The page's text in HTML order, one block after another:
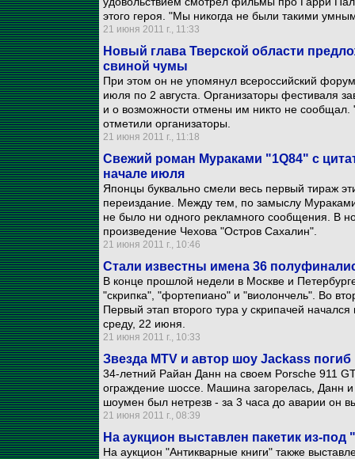
этого героя. "Мы никогда не были такими
21 июня 2011 г., 11:33
Новый глава Тверской области
свиной чумы
При этом он не упомянул всероссийский
июля по 2 августа. Организаторы фестиваля
и о возможности отмены им никто не
отметили организаторы.
21 июня 2011 г., 11:18
Свежий роман Мураками "1Q84" с
начале июля
Японцы буквально смели весь первый тираж
переиздание. Между тем, по замыслу
не было ни одного рекламного сообщения. В
произведение Чехова "Остров Сахалин".
21 июня 2011 г., 10:46
Стали известны имена 36
В конце прошлой недели в Москве и
"скрипка", "фортепиано" и "виолончель". Во
Первый этап второго тура у скрипачей
среду, 22 июня.
21 июня 2011 г., 10:33
Звезда MTV и автор шоу Jackass
34-летний Райан Данн на своем Porsche 911
ограждение шоссе. Машина загорелась, Данн
шоумен был нетрезв - за 3 часа до аварии он
21 июня 2011 г., 08:39
На аукцион выставлен пакетик из-
На аукцион "Антикварные книги" также